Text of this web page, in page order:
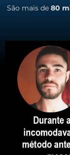
São mais de 80